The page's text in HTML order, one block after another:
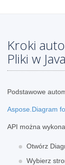
Kroki
Pliki w Java
Podstawowe
Aspose.Diagram
API można
Otwórz
Wybierz